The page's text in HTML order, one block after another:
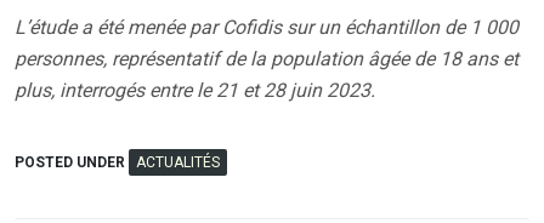
L’étude a été menée par Cofidis sur un échantillon de 1 000
personnes, représentatif de la population âgée de 18 ans et
plus, interrogés entre le 21 et 28 juin 2023.
POSTED UNDER ACTUALITÉS